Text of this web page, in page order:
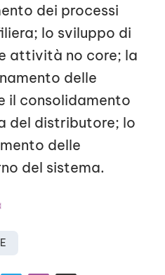
dei processi
lo sviluppo di
attività no core; la
delle
il consolidamento
del distributore; lo
delle
del sistema.